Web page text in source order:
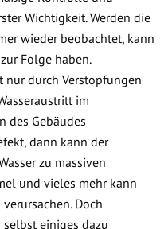
Wichtigkeit. Werden die
wieder beobachtet, kann
Folge haben.
nur durch Verstopfungen
im
des Gebäudes
dann kann der
zu massiven
und vieles mehr kann
Doch
einiges dazu